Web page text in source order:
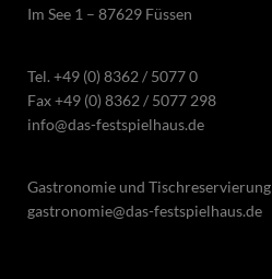
Im See 1 – 87629 Füssen
Tel. +49 (0) 8362 / 5077 0
Fax +49 (0) 8362 / 5077 298
info@das-festspielhaus.de
Gastronomie und Tischreservierung
gastronomie@das-festspielhaus.de